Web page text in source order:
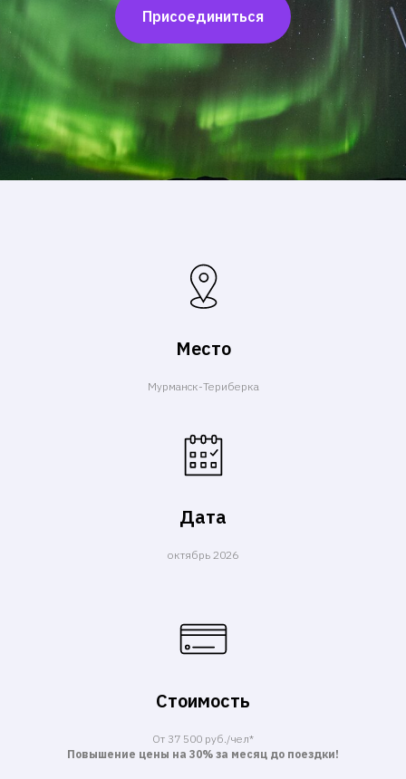
Присоединиться
Место
Мурманск-Териберка
Дата
октябрь 2026
Стоимость
От 37 500 руб./чел*
Повышение цены на 30% за месяц до поездки!